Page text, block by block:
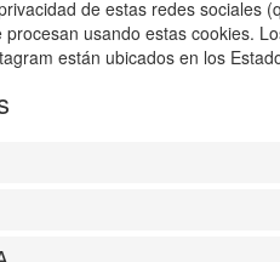
de estas redes sociales
usando estas cookies.
están ubicados en los